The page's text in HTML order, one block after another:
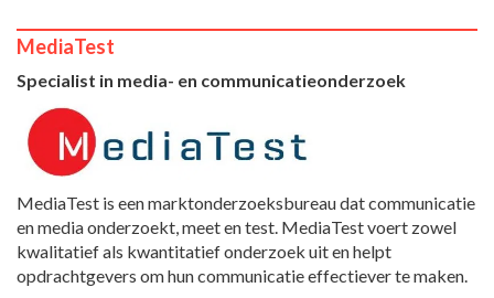
MediaTest
Specialist in media- en communicatieonderzoek
MediaTest is een marktonderzoeksbureau dat communicatie
en media onderzoekt, meet en test. MediaTest voert zowel
kwalitatief als kwantitatief onderzoek uit en helpt
opdrachtgevers om hun communicatie effectiever te maken.